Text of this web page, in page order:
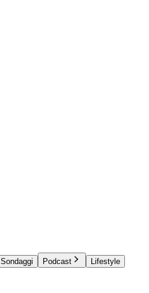
Sondaggi Podcast
Lifestyle